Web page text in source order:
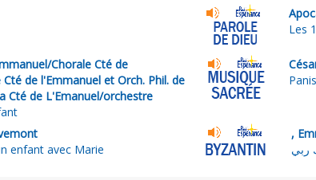
Les
Chorale Cté de
de l'Emmanuel et Orch. Phil. de
Cté de L'Emanuel/orchestre
enfant avec Marie